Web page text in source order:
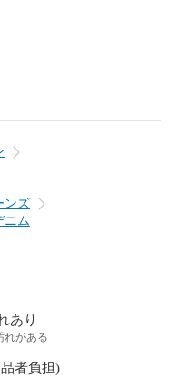
ンズ
ニム
あり
れがある
者負担)